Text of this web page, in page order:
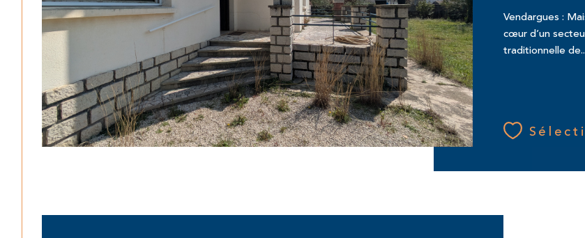
Vendargues :
cœur d’un
traditionnelle